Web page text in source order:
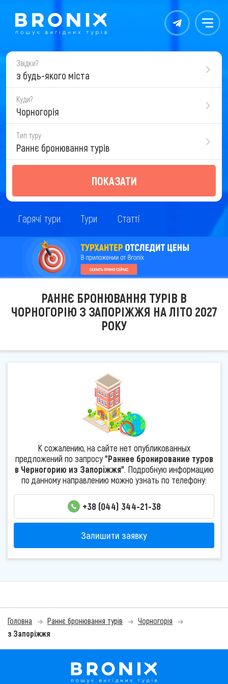
Контакты Меню
Звідки?
з будь-якого міста
Куди?
Чорногорія
Тип туру
Раннє бронювання турів
ПОКАЗАТИ
Гарячі тури Тури Статті
РАННЄ БРОНЮВАННЯ ТУРІВ В
ЧОРНОГОРІЮ З ЗАПОРІЖЖЯ НА ЛІТО 2027
РОКУ
К сожалению, на сайте нет опубликованных
предложений по запросу"Раннее бронирование туров
в Черногорию из Запоріжжя". Подробную информацию
по данному направлению можно узнать по телефону:
+38 (044) 344-21-38
Залишити заявку
Головна Раннє бронювання турів
Чорногорія
з Запоріжжя